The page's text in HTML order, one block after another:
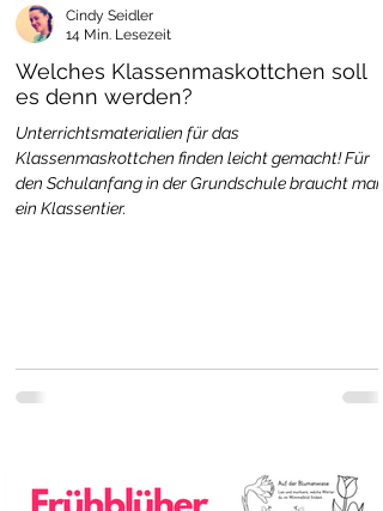
Welches Klassenmaskottchen soll
es denn werden?
Unterrichtsmaterialien für das
Klassenmaskottchen finden leicht gemacht! Für
den Schulanfang in der Grundschule braucht man
ein Klassentier.
Cindy Seidler
14 Min. Lesezeit